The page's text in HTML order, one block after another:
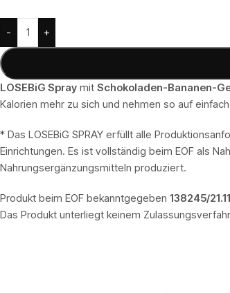
- +
Alternative:
LOSEBiG Spray mit Schokoladen-Bananen-
Kalorien mehr zu sich und nehmen so auf
* Das LOSEBiG SPRAY erfüllt alle
Einrichtungen. Es ist vollständig beim EOF als
Nahrungsergänzungsmitteln produziert.
Produkt beim EOF bekanntgegeben 138245/
Das Produkt unterliegt keinem